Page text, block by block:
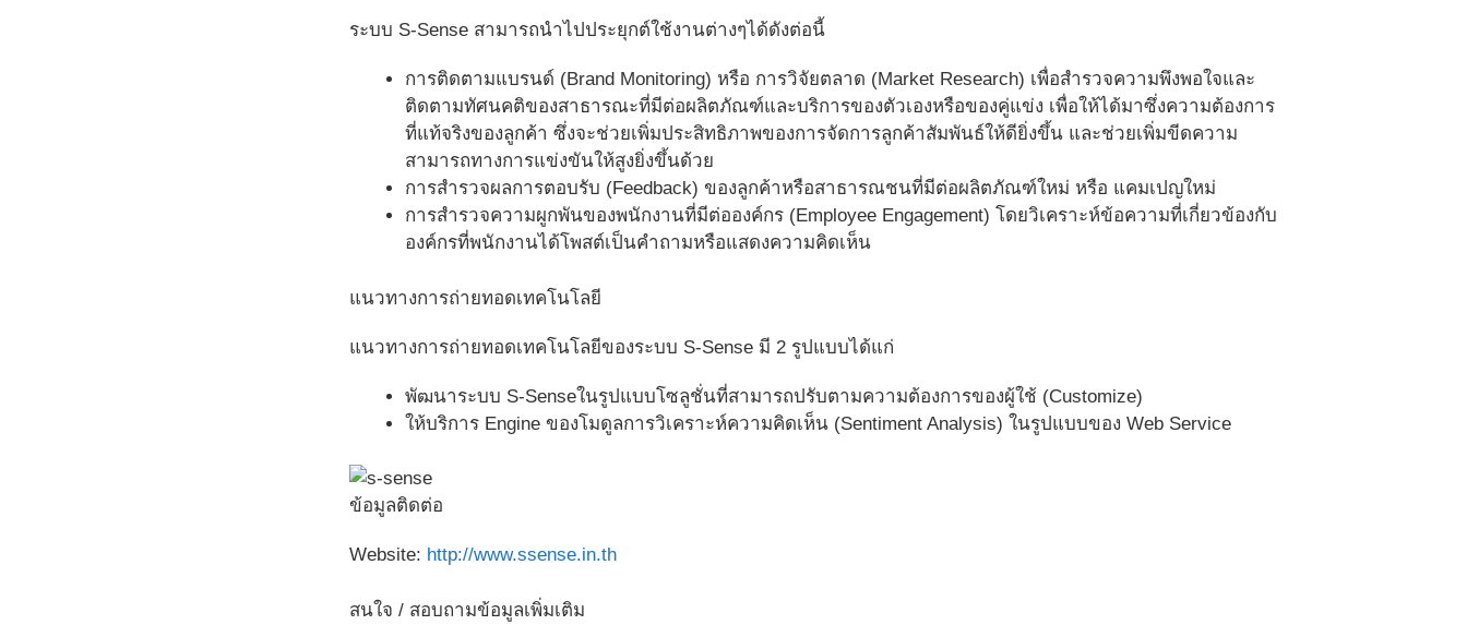
ระบบ S-Sense สามารถนำไปประยุกต์ใช้งานต่างๆได้ดังต่อนี้
การติดตามแบรนด์ (Brand Monitoring) หรือ การวิจัยตลาด (Market Research) เพื่อสำรวจความพึงพอใจและ
ติดตามทัศนคติของสาธารณะที่มีต่อผลิตภัณฑ์และบริการของตัวเองหรือของคู่แข่ง เพื่อให้ได้มาซึ่งความต้องการ
ที่แท้จริงของลูกค้า ซึ่งจะช่วยเพิ่มประสิทธิภาพของการจัดการลูกค้าสัมพันธ์ให้ดียิ่งขึ้น และช่วยเพิ่มขีดความ
สามารถทางการแข่งขันให้สูงยิ่งขึ้นด้วย
การสำรวจผลการตอบรับ (Feedback) ของลูกค้าหรือสาธารณชนที่มีต่อผลิตภัณฑ์ใหม่ หรือ แคมเปญใหม่
การสำรวจความผูกพันของพนักงานที่มีต่อองค์กร (Employee Engagement) โดยวิเคราะห์ข้อความที่เกี่ยวข้องกับ
องค์กรที่พนักงานได้โพสต์เป็นคำถามหรือแสดงความคิดเห็น
แนวทางการถ่ายทอดเทคโนโลยี
แนวทางการถ่ายทอดเทคโนโลยีของระบบ S-Sense มี 2 รูปแบบได้แก่
พัฒนาระบบ S-Senseในรูปแบบโซลูชั่นที่สามารถปรับตามความต้องการของผู้ใช้ (Customize)
ให้บริการ Engine ของโมดูลการวิเคราะห์ความคิดเห็น (Sentiment Analysis) ในรูปแบบของ Web Service
ข้อมูลติดต่อ
Website: http://www.ssense.in.th
สนใจ / สอบถามข้อมูลเพิ่มเติม